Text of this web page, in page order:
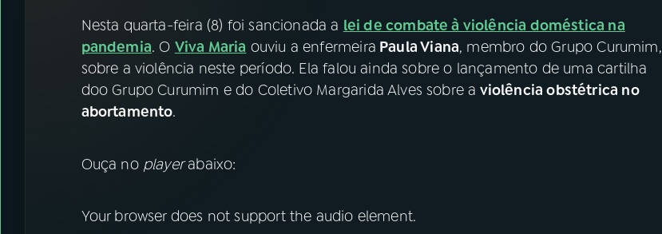
ACOMPANHE A RÁDIO NACIONAL
YouTube Facebook
Instagram
Nesta quarta-feira (8) foi sancionada a lei de combate à violência doméstica na
pandemia. O Viva Maria ouviu a enfermeira Paula Viana, membro do Grupo Curumim,
sobre a violência neste período. Ela falou ainda sobre o lançamento de uma cartilha
doo Grupo Curumim e do Coletivo Margarida Alves sobre a violência obstétrica no
abortamento.
Ouça no playerabaixo:
Your browser does not support the audio element.